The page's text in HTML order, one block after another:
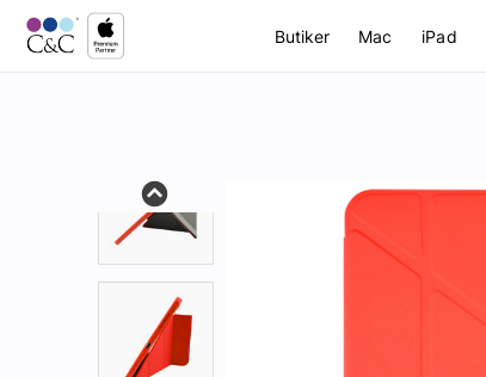
Butiker Mac iPad